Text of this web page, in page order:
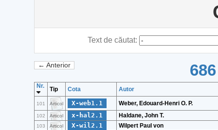
Text de căutat:
← Anterior
Nr. Tip Cota Autor
101 Articol X-web1.1 Weber, Edouard-Henri O. P.
102 Articol x-hal2.1 Haldane, John T.
103 Articol X-wil2.1 Wilpert Paul von